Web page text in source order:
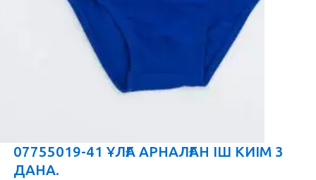
07755019-41 ҰЛҒА АРНАЛҒАН ІШ КИІМ 3
ДАНА.